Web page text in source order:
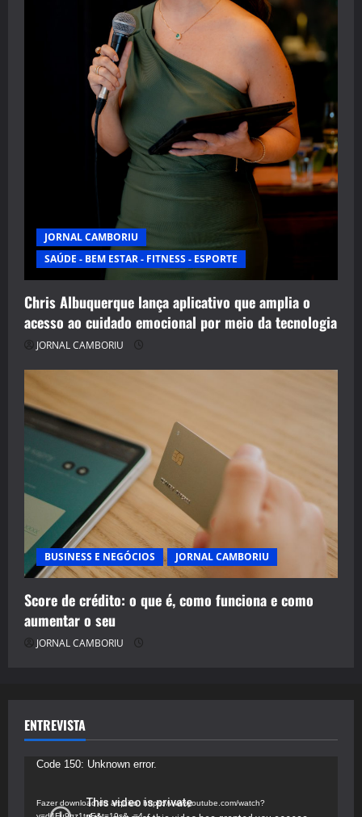
JORNAL CAMBORIU
SAÚDE - BEM ESTAR - FITNESS - ESPORTE
Chris Albuquerque lança aplicativo que amplia o
acesso ao cuidado emocional por meio da tecnologia
JORNAL CAMBORIU
BUSINESS E NEGÓCIOS JORNAL CAMBORIU
Score de crédito: o que é, como funciona e como
aumentar o seu
JORNAL CAMBORIU
ENTREVISTA
Tocador
vídeo
Code 150: Unknown error.
Fazer download do arquivo: https://www.youtube.com/watch?